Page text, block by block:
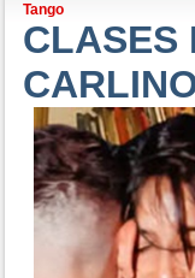
Tango
CLASES